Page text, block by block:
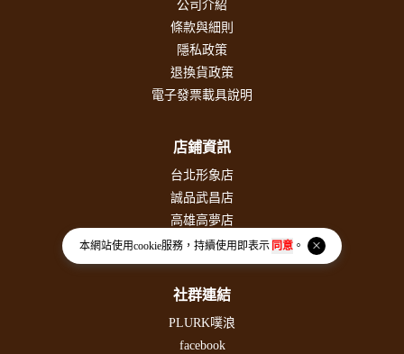
本網站使用cookie服務，持續使用即表示 同意。
公司介紹
條款與細則
隱私政策
退換貨政策
電子發票載具說明
店鋪資訊
台北形象店
誠品武昌店
高雄高夢店
高雄高捷店
社群連結
PLURK噗浪
facebook